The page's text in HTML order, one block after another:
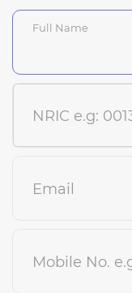
Full Name
NRIC e.g:
Email
Mobile No.